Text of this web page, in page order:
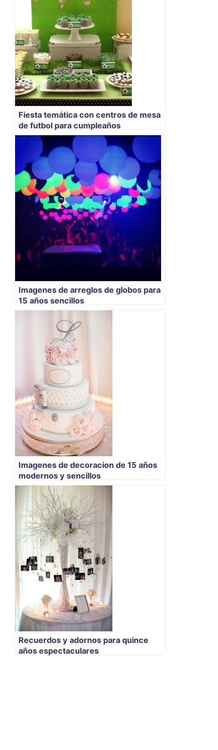
Fiesta temática con centros de mesa
de futbol para cumpleaños
Imagenes de arreglos de globos para
15 años sencillos
Imagenes de decoracion de 15 años
modernos y sencillos
Recuerdos y adornos para quince
años espectaculares